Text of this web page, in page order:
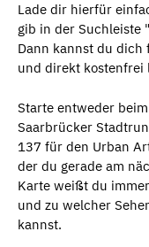
Lade dir hierfür
gib in der Suchleiste
Dann kannst du dich
und direkt kostenfrei
Starte entweder
Saarbrücker
137 für den Urban
der du gerade am
Karte weißt du
und zu welcher
kannst.